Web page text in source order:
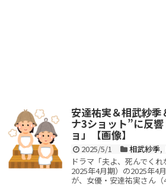
安達祐実＆相武紗
ナ3ショット”に反
ョ」【画像】
2025/5/1 相武紗季,
ドラマ「夫よ、死んでくれ
2025年4月期）の2025年4
が、女優・安達祐実さん（